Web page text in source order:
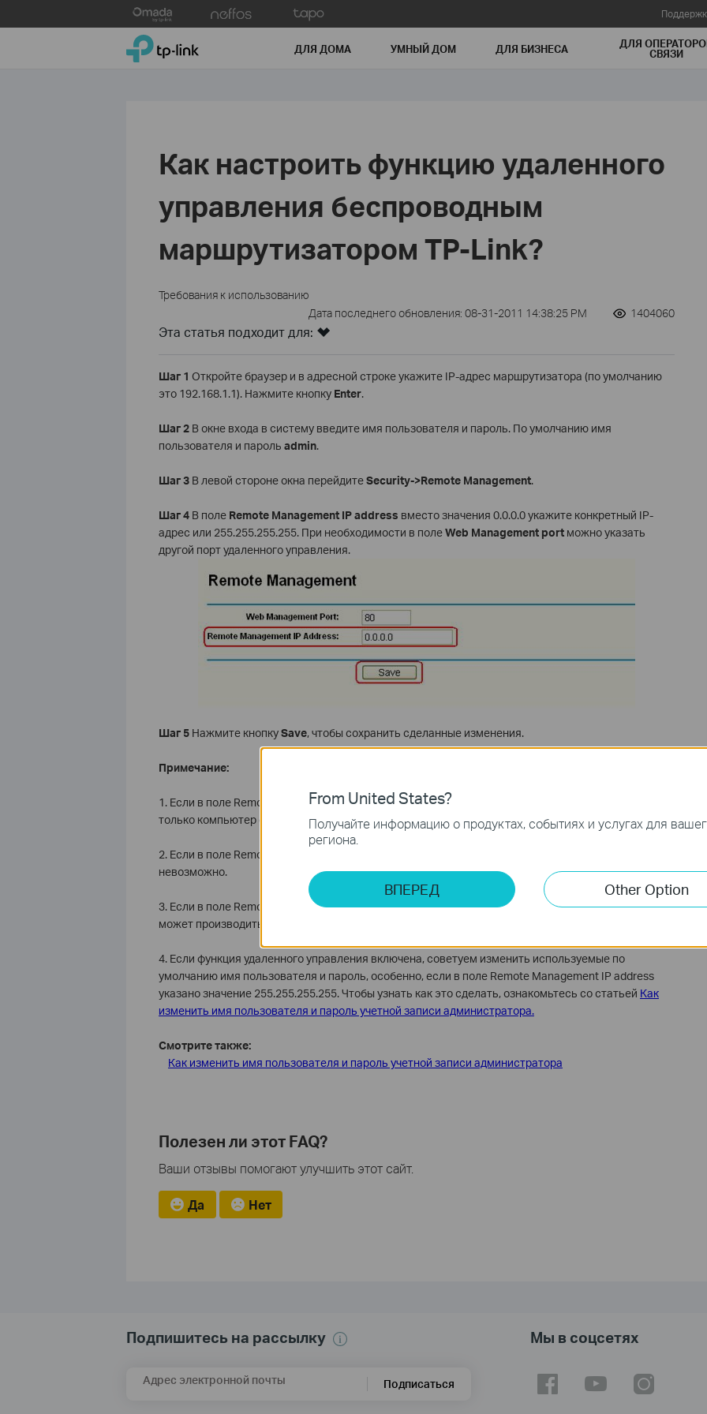
to
TP-Link, Reliably Smart ДЛЯ ДОМА УМНЫЙ ДОМ ДЛЯ БИЗНЕСА ДЛЯ
СВЯЗИ
Как настроить функцию удаленного
управления беспроводным
маршрутизатором TP-Link?
Требования к использованию
Дата последнего обновления: 08-31-2011 14:38:25 PM
1404060
Эта статья подходит для:
Шаг 1 Откройте браузер и в адресной строке укажите IP-адрес маршрутизатора (по умолчанию
это 192.168.1.1). Нажмите кнопку Enter.
Шаг 2 В окне входа в систему введите имя пользователя и пароль. По умолчанию имя
пользователя и пароль admin.
Шаг 3В левой стороне окна перейдитеSecurity->Remote Management.
Шаг 4В поле Remote Management IP address вместо значения 0.0.0.0 укажите конкретный IP-
адрес или 255.255.255.255. При необходимости в полеWeb Management portможно указать
другой порт удаленного управления.
Шаг 5Нажмите кнопкуSave, чтобы сохранить сделанные изменения.
Примечание:
1. Если в поле Remote Management IP Address указан определенный IP-адрес, это означает, что
только компьютер с указанным IP-адресом может удаленно подключаться к маршрутизатору.
2. Если в поле Remote Management IP Address указано значение
невозможно.
3. Если в поле Remote Management IP Address указать255.255.255.255
, удаленное подключение
может производиться с любого IP-адреса.
4. Если функция удаленного управления включена, советуем изменить используемые по
умолчанию имя пользователя и пароль, особенно, если в поле Remote Management IP address
указано значение 255.255.255.255. Чтобы узнать как это сделать, ознакомьтесь со статьей Как
изменить имя пользователя и пароль учетной записи администратора.
Смотрите также:
Как изменить имя пользователя и пароль учетной записи администратора
Полезен ли этот FAQ?
Ваши отзывы помогают улучшить этот сайт.
Да Нет
Подпишитесь на рассылку
Адрес электронной почты Подписаться
Мы в соцсетях
From United States?
Получайте информацию о продуктах, событиях и услугах для
региона.
ВПЕРЕД Other Option